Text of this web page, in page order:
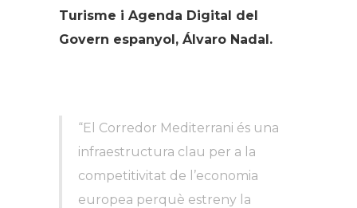
Turisme i Agenda Digital del
Govern espanyol, Álvaro Nadal.
“El Corredor Mediterrani és una
infraestructura clau per a la
competitivitat de l’economia
europea perquè estreny la